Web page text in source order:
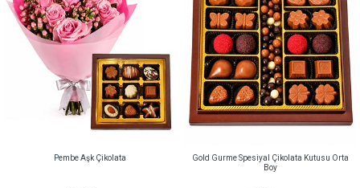
Pembe Aşk Çikolata
Gold Gurme Spesiyal Çikolata Kutusu Orta
Boy